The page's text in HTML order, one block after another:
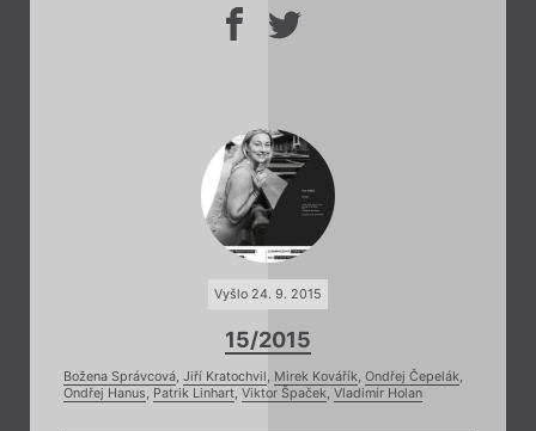
Vyšlo 24. 9. 2015
15/2015
Božena Správcová, Jiří Kratochvil , Mirek Kovářík, Ondřej Čepelák,
Ondřej Hanus, Patrik Linhart, Viktor Špaček, Vladimír Holan